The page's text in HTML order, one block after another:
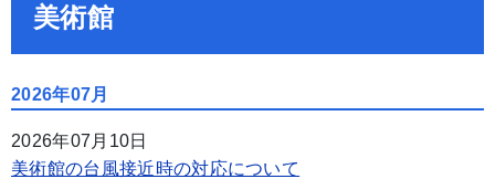
美術館
2026年07月
2026年07月10日
美術館の台風接近時の対応について